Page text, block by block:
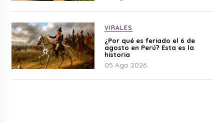
VIRALES
¿Por qué es feriado el 6 de
agosto en Perú? Esta es la
historia
05 Ago 2026